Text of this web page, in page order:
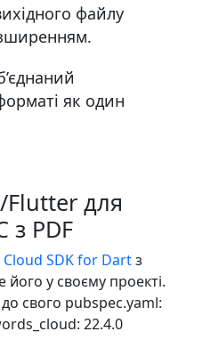
файлу
як один
Flutter для
з PDF
SDK for Dartз
його у своєму проекті.
свого pubspec.yaml:
22.4.0